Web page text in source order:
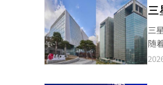
三
三
随
域的对外业务